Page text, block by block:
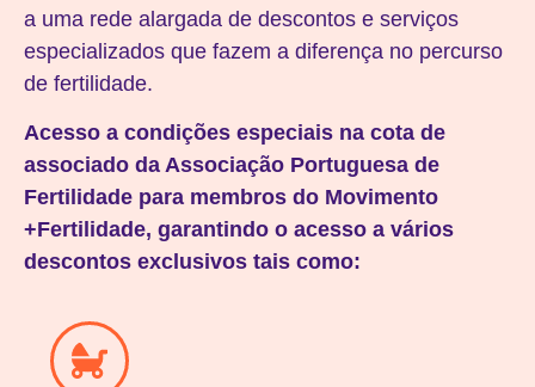
a uma rede alargada de descontos e serviços
especializados que fazem a diferença no percurso
de fertilidade.
Acesso a condições especiais na cota de
associado da Associação Portuguesa de
Fertilidade para membros do Movimento
+Fertilidade, garantindo o acesso a vários
descontos exclusivos tais como: